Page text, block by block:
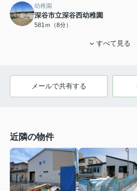
幼稚園
深谷市立深谷西幼稚園
581ｍ（8分）
すべて見る
メールで共有する
近隣の物件